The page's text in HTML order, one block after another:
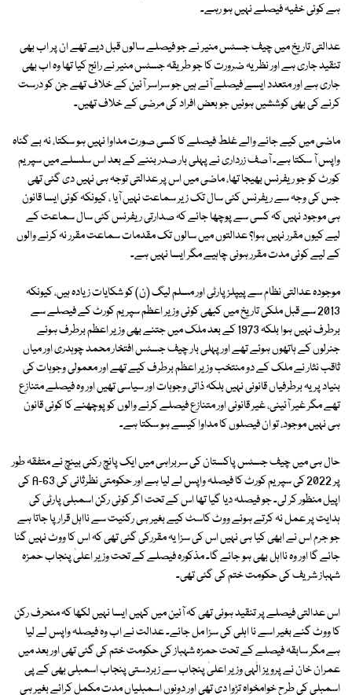
ہے کوئی خفیہ فیصلے نہیں ہو رہے۔
عدالتی تاریخ میں چیف جسٹس منیر نے جو فیصلے سالوں قبل دیے تھے ان پر اب بھی
تنقید جاری ہے اور نظریہ ضرورت کا جو طریقہ جسٹس منیر نے رائج کیا تھا وہ اب بھی
جاری ہے اور متعدد ایسے فیصلے آئے ہیں جو سراسر آئین کے خلاف تھے جن کو درست
کرنے کی بھی کوششیں ہوئیں جو بعض افراد کی مرضی کے خلاف تھیں۔
ماضی میں کیے جانے والے غلط فیصلے کا کسی صورت مداوا نہیں ہو سکتا، نہ بے گناہ
واپس آ سکتا ہے۔ آصف زرداری نے پہلی بار صدر بننے کے بعد اس سلسلے میں سپریم
کورٹ کو جو ریفرنس بھیجا تھا، ماضی میں اس پر عدالتی توجہ ہی نہیں دی گئی تھی
جس کی وجہ سے ریفرنس کئی سال تک زیر سماعت نہیں آیا ، کیونکہ کوئی ایسا قانون
ہی موجود نہیں کہ کسی سے پوچھا جائے کہ صدارتی ریفرنس کئی سال سماعت کے
لیے کیوں مقرر نہیں ہوا؟ عدالتوں میں سالوں تک مقدمات سماعت مقرر نہ کرنے والوں
کے لیے کوئی مدت مقرر ہونی چاہیے مگر ایسا نہیں ہے۔
موجودہ عدالتی نظام سے پیپلز پارٹی اور مسلم لیگ (ن) کو شکایات زیادہ ہیں، کیونکہ
2013 سے قبل ملکی تاریخ میں کبھی کوئی وزیر اعظم سپریم کورٹ کے فیصلے سے
برطرف نہیں ہوا بلکہ 1973 کے بعد ملک میں جتنے بھی وزیر اعظم برطرف ہوئے
جنرلوں کے ہاتھوں ہوئے تھے اور پہلی بار چیف جسٹس افتخار محمد چوہدری اور میاں
ثاقب نثار نے ملک کے دو منتخب وزیر اعظم برطرف کیے تھے اور معمولی وجوہات کی
بنیاد پر یہ برطرفیاں قانونی نہیں بلکہ ذاتی وجوہات اور سیاسی تھیں اور وہ فیصلے متنازع
تھے مگر غیر آئینی، غیر قانونی اور متنازع فیصلے کرنے والوں کو پوچھنے کا کوئی قانون
ہی نہیں موجود، تو ان فیصلوں کا مداوا کیسے ہو سکتا ہے۔
حال ہی میں چیف جسٹس پاکستان کی سربراہی میں ایک پانچ رکنی بینچ نے متفقہ طور
پر 2022 کی سپریم کورٹ کا فیصلہ واپس لے لیا ہے اور حکومتی نظرثانی کی A-63 کی
اپیل منظور کر لی۔ جو فیصلہ دیا گیا تھا اس کے تحت اگر کوئی رکن اسمبلی پارٹی کی
ہدایت پر عمل نہ کرتے ہوئے ووٹ کاسٹ کیے بغیر ہی رکنیت سے نااہل قرار پا جاتا ہے
جو جرم اس نے ابھی کیا ہی نہیں اس کی سزا یہ مقررکی گئی تھی کہ اس کا ووٹ نہیں گنا
جائے گا اور وہ نااہل بھی ہو جائے گا۔ مذکورہ فیصلے کے تحت وزیر اعلیٰ پنجاب حمزہ
شہباز شریف کی حکومت ختم کی گئی تھی۔
اس عدالتی فیصلے پر تنقید ہوئی تھی کہ آئین میں کہیں ایسا نہیں لکھا کہ منحرف رکن
کا ووٹ گنے بغیر اسے نا اہلی کی سزا مل جائے۔ عدالت نے اب وہ فیصلہ واپس لے لیا
ہے مگر سابقہ فیصلے کے تحت حمزہ شہباز کی حکومت ختم کی گئی تھی اور بعد میں
عمران خان نے پرویز الٰہی وزیر اعلیٰ پنجاب سے زبردستی پنجاب اسمبلی بھی کے پی
اسمبلی کی طرح خوامخواہ تڑوا دی تھی اور دونوں اسمبلیاں مدت مکمل کرائے بغیر ہی